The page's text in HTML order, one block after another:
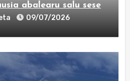
abalearu salu sese
09/07/2026